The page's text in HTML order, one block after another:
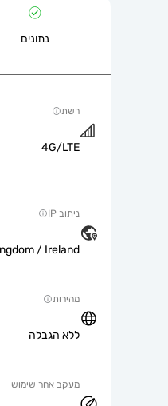
נתונים
רשת
4G/LTE
ניתוב IP
/ Ireland
מהירות
ללא הגבלה
מעקב אחר שימוש